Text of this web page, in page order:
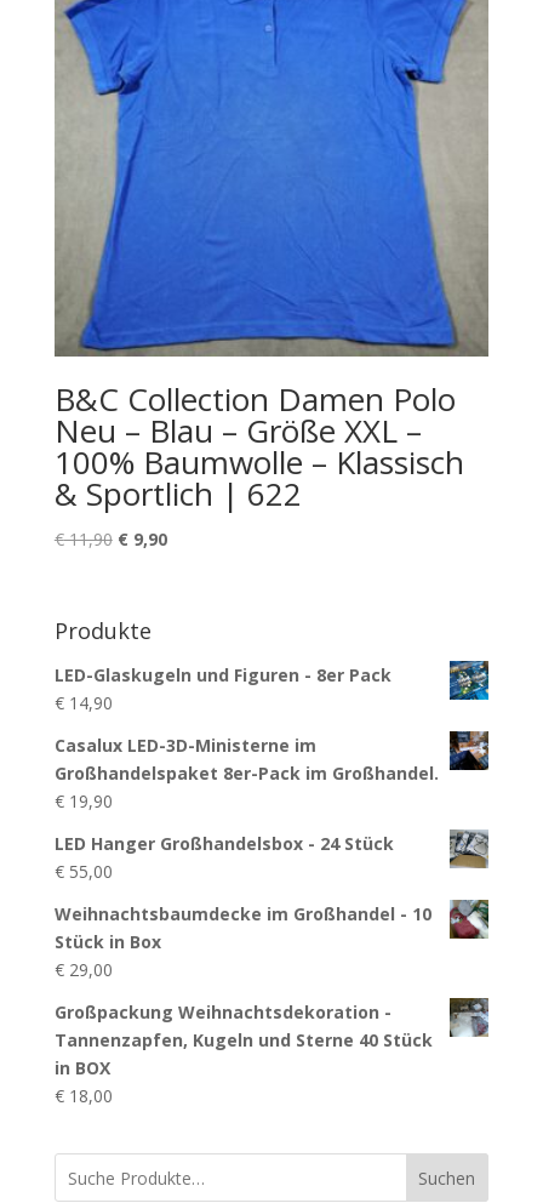
B&C Collection Damen Polo
Neu – Blau – Größe XXL –
100% Baumwolle – Klassisch
& Sportlich | 622
€11,90 Ursprünglicher
€ 11,90
€9,90Aktueller
Produkte
LED-Glaskugeln und Figuren - 8er Pack
€14,90
Casalux LED-3D-Ministerne im
Großhandelspaket 8er-Pack im Großhandel.
€19,90
LED Hanger Großhandelsbox - 24 Stück
€55,00
Weihnachtsbaumdecke im Großhandel - 10
Stück in Box
€29,00
Großpackung Weihnachtsdekoration -
Tannenzapfen, Kugeln und Sterne 40 Stück
in BOX
€18,00
Suchen